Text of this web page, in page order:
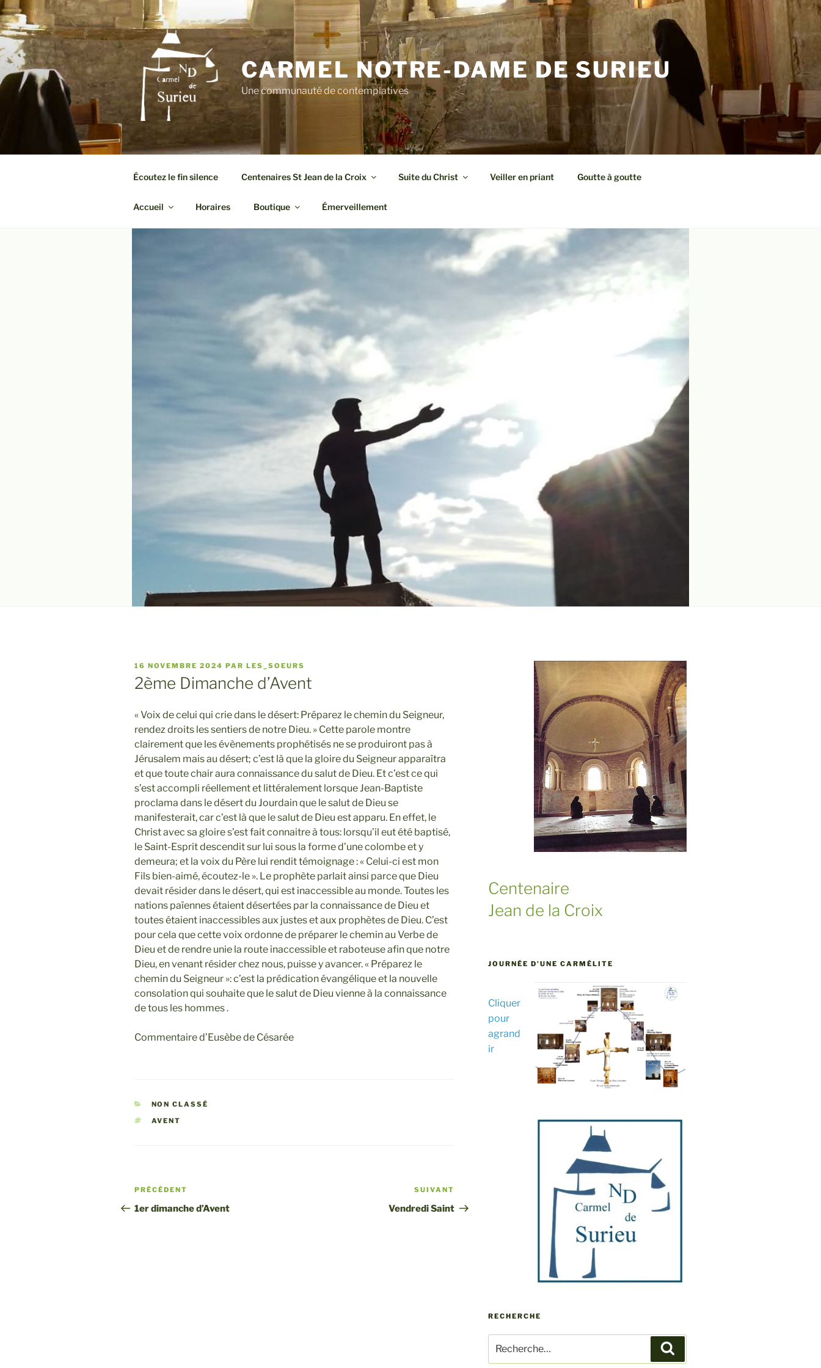
Aller
au
contenu
principal
CARMEL NOTRE-DAME DE SURIEU
Une communauté de contemplatives
Écoutez le fin silence Centenaires St Jean de la Croix Suite du Christ Veiller en priant Goutte à goutte
Accueil Horaires Boutique Émerveillement
PUBLIÉ
LE
16 NOVEMBRE 2024 PAR LES_SOEURS
2ème Dimanche d’Avent
« Voix de celui qui crie dans le désert: Préparez le chemin du Seigneur,
rendez droits les sentiers de notre Dieu. » Cette parole montre
clairement que les évènements prophétisés ne se produiront pas à
Jérusalem mais au désert; c’est là que la gloire du Seigneur apparaîtra
et que toute chair aura connaissance du salut de Dieu. Et c’est ce qui
s’est accompli réellement et littéralement lorsque Jean-Baptiste
proclama dans le désert du Jourdain que le salut de Dieu se
manifesterait, car c’est là que le salut de Dieu est apparu. En effet, le
Christ avec sa gloire s’est fait connaitre à tous: lorsqu’il eut été baptisé,
le Saint-Esprit descendit sur lui sous la forme d’une colombe et y
demeura; et la voix du Père lui rendit témoignage : « Celui-ci est mon
Fils bien-aimé, écoutez-le ». Le prophète parlait ainsi parce que Dieu
devait résider dans le désert, qui est inaccessible au monde. Toutes les
nations païennes étaient désertées par la connaissance de Dieu et
toutes étaient inaccessibles aux justes et aux prophètes de Dieu. C’est
pour cela que cette voix ordonne de préparer le chemin au Verbe de
Dieu et de rendre unie la route inaccessible et raboteuse afin que notre
Dieu, en venant résider chez nous, puisse y avancer. « Préparez le
chemin du Seigneur »: c’est la prédication évangélique et la nouvelle
consolation qui souhaite que le salut de Dieu vienne à la connaissance
de tous les hommes .
Commentaire d’Eusèbe de Césarée
CATÉGORIES
NON CLASSÉ
ÉTIQUETTES
AVENT
Navigation
de
Article
précédent
PRÉCÉDENT
1er dimanche d’Avent
suivant
SUIVANT
Vendredi Saint
Centenaire
Jean de la Croix
JOURNÉE D’UNE CARMÉLITE
Cliquer
pour
agrand
ir
RECHERCHE
pour